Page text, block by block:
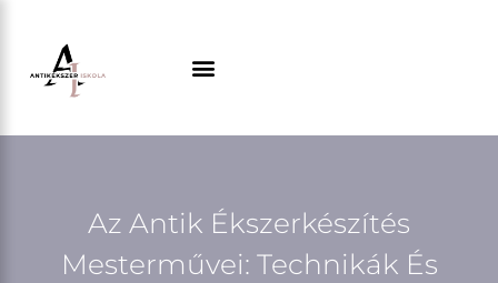
content
Az Antik Ékszerkészítés
Mesterművei: Technikák És